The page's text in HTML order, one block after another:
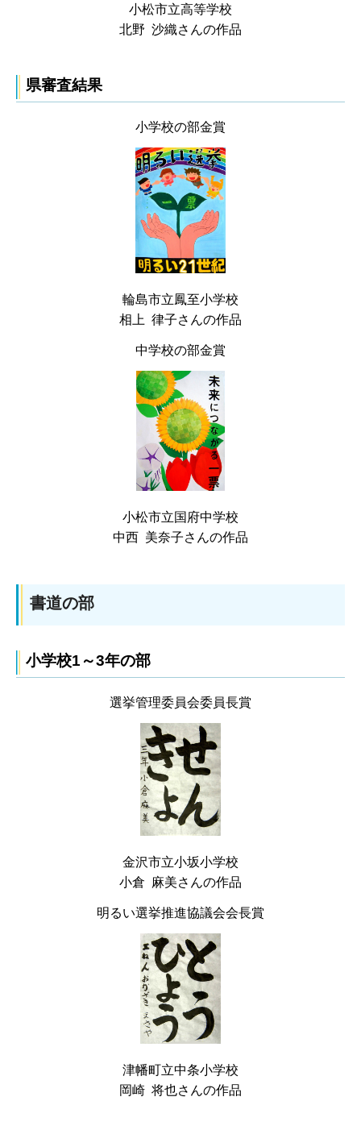
小松市立高等学校
北野 沙織さんの作品
県審査結果
小学校の部金賞
輪島市立鳳至小学校
相上 律子さんの作品
中学校の部金賞
小松市立国府中学校
中西 美奈子さんの作品
書道の部
小学校1～3年の部
選挙管理委員会委員長賞
金沢市立小坂小学校
小倉 麻美さんの作品
明るい選挙推進協議会会長賞
津幡町立中条小学校
岡崎 将也さんの作品